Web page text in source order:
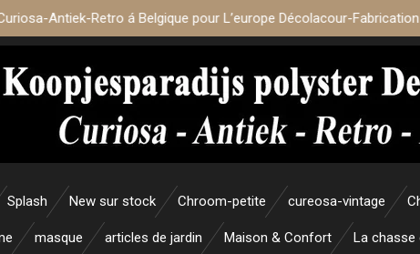
Antiek-Retro á Belgique pour L’europe Décolacour-
Splash New sur stock Chroom-petite cureosa-vintage
masque articles de jardin Maison & Confort La